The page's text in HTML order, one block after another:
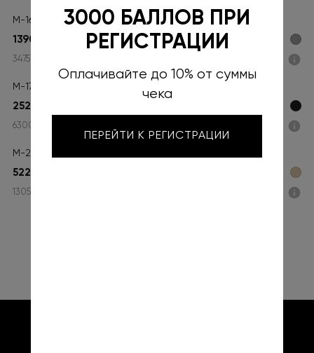
М-16-33
13900 ₽
3475 ₽ x 4
М-17-540 зима песец
25200 ₽
6300 ₽ x 4
М-20-25 зима б/фрост
52200 ₽
13050 ₽ x 4
3000 БАЛЛОВ ПРИ
РЕГИСТРАЦИИ
Оплачивайте до 10% от суммы
чека
ПЕРЕЙТИ К РЕГИСТРАЦИИ